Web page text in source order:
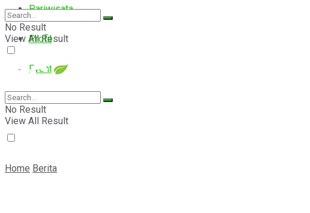
Pariwisata
Profil
Event
E-Magazine
No Result
View All Result
No Result
View All Result
Home Berita